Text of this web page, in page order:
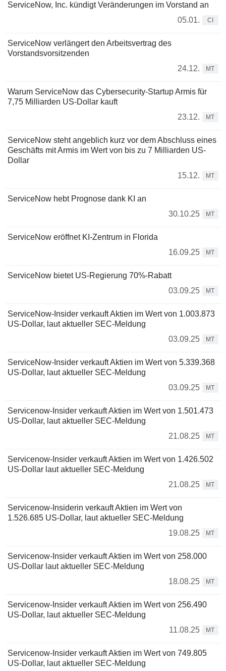
ServiceNow, Inc. kündigt Veränderungen im Vorstand an
05.01.
CI
ServiceNow verlängert den Arbeitsvertrag des
Vorstandsvorsitzenden
24.12.
MT
Warum ServiceNow das Cybersecurity-Startup Armis für
7,75 Milliarden US-Dollar kauft
23.12.
MT
ServiceNow steht angeblich kurz vor dem Abschluss eines
Geschäfts mit Armis im Wert von bis zu 7 Milliarden US-
Dollar
15.12.
MT
ServiceNow hebt Prognose dank KI an
30.10.25
MT
ServiceNow eröffnet KI-Zentrum in Florida
16.09.25
MT
ServiceNow bietet US-Regierung 70%-Rabatt
03.09.25
MT
ServiceNow-Insider verkauft Aktien im Wert von 1.003.873
US-Dollar, laut aktueller SEC-Meldung
03.09.25
MT
ServiceNow-Insider verkauft Aktien im Wert von 5.339.368
US-Dollar, laut aktueller SEC-Meldung
03.09.25
MT
Servicenow-Insider verkauft Aktien im Wert von 1.501.473
US-Dollar, laut aktueller SEC-Meldung
21.08.25
MT
Servicenow-Insider verkauft Aktien im Wert von 1.426.502
US-Dollar laut aktueller SEC-Meldung
21.08.25
MT
Servicenow-Insiderin verkauft Aktien im Wert von
1.526.685 US-Dollar, laut aktueller SEC-Meldung
19.08.25
MT
Servicenow-Insider verkauft Aktien im Wert von 258.000
US-Dollar laut aktueller SEC-Meldung
18.08.25
MT
Servicenow-Insider verkauft Aktien im Wert von 256.490
US-Dollar, laut aktueller SEC-Meldung
11.08.25
MT
Servicenow-Insider verkauft Aktien im Wert von 749.805
US-Dollar, laut aktueller SEC-Meldung